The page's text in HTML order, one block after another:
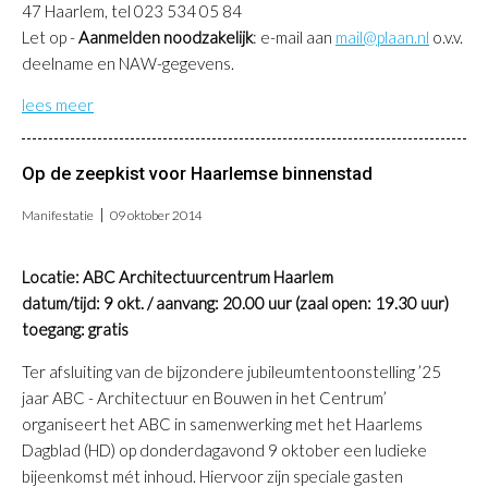
47 Haarlem, tel 023 534 05 84
Let op -Aanmelden noodzakelijk: e-mail aan mail@plaan.nl o.v.v.
deelname en NAW-gegevens.
lees meer
Op de zeepkist voor Haarlemse binnenstad
Manifestatie 09 oktober 2014
Locatie: ABC Architectuurcentrum Haarlem
datum/tijd: 9 okt. / aanvang: 20.00 uur (zaal open: 19.30 uur)
toegang: gratis
Ter afsluiting van de bijzondere jubileumtentoonstelling ’25
jaar ABC - Architectuur en Bouwen in het Centrum’
organiseert het ABC in samenwerking met het Haarlems
Dagblad (HD) op donderdagavond 9 oktober een ludieke
bijeenkomst mét inhoud. Hiervoor zijn speciale gasten